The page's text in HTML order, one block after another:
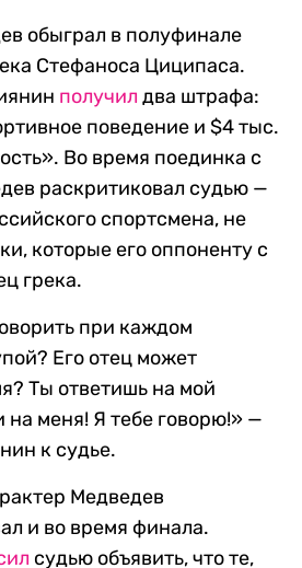
обыграл в полуфинале
Стефаноса Циципаса.
получил два штрафа:
поведение и $4 тыс.
Во время поединка с
раскритиковал судью —
спортсмена, не
которые его оппоненту с
грека.
при каждом
Его отец может
Ты ответишь на мой
на меня! Я тебе говорю!» —
к судье.
Медведев
и во время финала.
судью объявить, что те,